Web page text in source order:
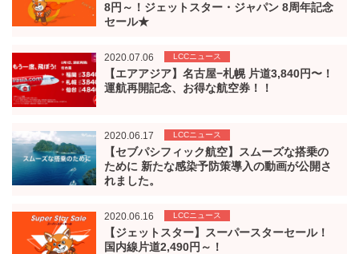
8円～！ジェットスター・ジャパン 8周年記念
セール★
2020.07.06
【エアアジア】名古屋−札幌 片道3,840円〜！
運航再開記念、お得な航空券！！
LCCニュース
2020.06.17
【セブパシフィック航空】スムーズな搭乗の
ために 新たな感染予防策導入の動画が公開さ
れました。
LCCニュース
2020.06.16
【ジェットスター】スーパースターセール！
国内線片道2,490円～！
LCCニュース